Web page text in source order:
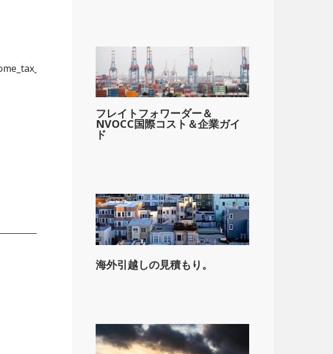
。
フレイトフォワーダー＆
NVOCC国際コスト＆企業ガイ
ド
海外引越しの見積もり。